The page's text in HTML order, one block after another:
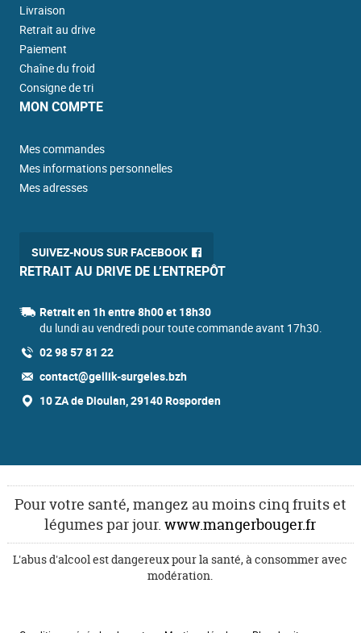
Livraison
Retrait au drive
Paiement
Chaîne du froid
Consigne de tri
MON COMPTE
Mes commandes
Mes informations personnelles
Mes adresses
SUIVEZ-NOUS SUR FACEBOOK
RETRAIT AU DRIVE DE L’ENTREPÔT
Retrait en 1h entre 8h00 et 18h30
du lundi au vendredi pour toute commande avant 17h30.
02 98 57 81 22
contact@gellik-surgeles.bzh
10 ZA de Dioulan, 29140 Rosporden
Pour votre santé, mangez au moins cinq fruits et
légumes par jour.www.mangerbouger.fr
L'abus d'alcool est dangereux pour la santé, à consommer avec
modération.